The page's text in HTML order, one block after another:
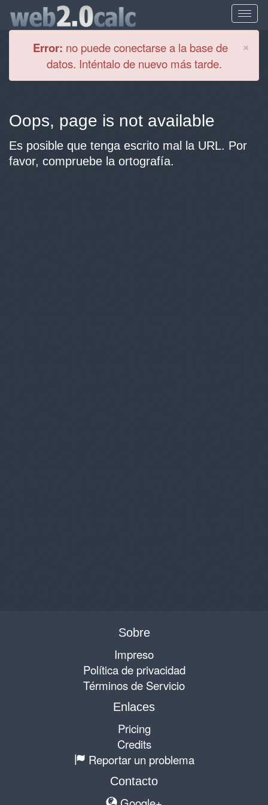
×
Error: no puede conectarse a la base de
datos. Inténtalo de nuevo más tarde.
Oops, page is not available
Es posible que tenga escrito mal la URL. Por
favor, compruebe la ortografía.
Sobre
Impreso
Política de privacidad
Términos de Servicio
Enlaces
Pricing
Credits
Reportar un problema
Contacto